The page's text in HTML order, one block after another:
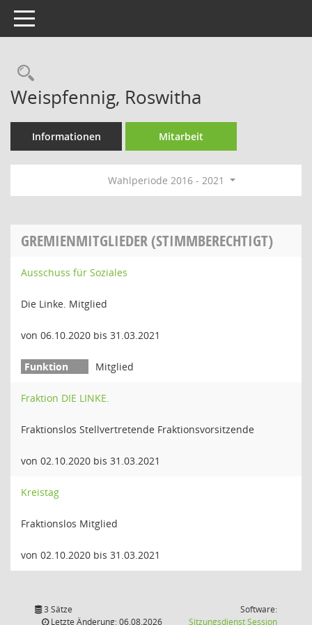
Toggle navigation
Rechercheauswahl
Weispfennig, Roswitha
Informationen Mitarbeit
Wahlperiode 2016 - 2021
GREMIENMITGLIEDER (STIMMBERECHTIGT)
Ausschuss für Soziales
Die Linke. Mitglied
von 06.10.2020 bis 31.03.2021
Mitglied
Fraktion DIE LINKE.
Fraktionslos Stellvertretende Fraktionsvorsitzende
von 02.10.2020 bis 31.03.2021
Kreistag
Fraktionslos Mitglied
von 02.10.2020 bis 31.03.2021
3 Sätze
Letzte Änderung: 06.08.2026
Software:
SitzungsdienstSession(Wird in